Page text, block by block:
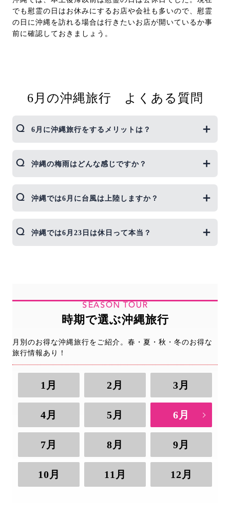
でも慰霊の日はお休みにするお店や会社も多いので、慰霊
の日に沖縄を訪れる場合は行きたいお店が開いているか事
前に確認しておきましょう。
6月の沖縄旅行 よくある質問
6月に沖縄旅行をするメリットは？
客は少なめ。観光施設も空いていて、旅行費用もお
安めなのでおすすめです。
沖縄の梅雨はどんな感じですか？
いうことはなく、梅雨の合間に晴れることも多いで
す。晴れた日は真夏の青空が広がるので、6月でも
沖縄では6月に台風は上陸しますか？
低いです。可能性はゼロではありませんが、8月・9
月の台風シーズンと比べると、格段に可能性は低い
沖縄では6月23日は休日って本当？
いる小さなお店などは事前に確認しておいたほうが
いいでしょう。
なお、沖縄美ら海水族館は国営なので開館していま
す。
SEASON TOUR
時期で選ぶ沖縄旅行
月別のお得な沖縄旅行をご紹介。春・夏・秋・冬のお得な
旅行情報あり！
1月 2月 3月
4月 5月 6月
7月 8月 9月
10月 11月 12月